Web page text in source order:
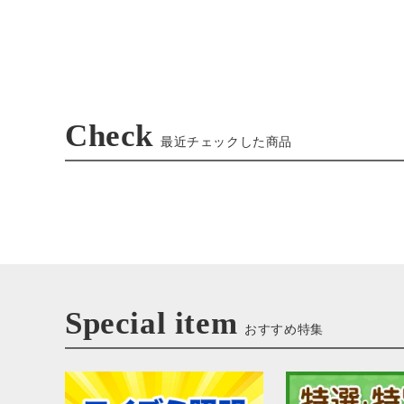
Check 最近チェックした商品
Special item おすすめ特集